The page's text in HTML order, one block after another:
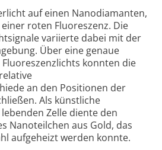
auf einen Nanodiamanten,
roten Fluoreszenz. Die
variierte dabei mit der
Über eine genaue
konnten die
an den Positionen der
Als künstliche
Zelle diente den
Nanoteilchen aus Gold, das
aufgeheizt werden konnte.